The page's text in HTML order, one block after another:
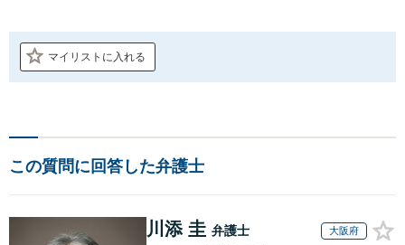
マイリストに入れる
この質問に回答した弁護士
川添 圭 弁護士 大阪府